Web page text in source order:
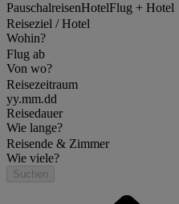
PauschalreisenHotelFlug + Hotel
Reiseziel / Hotel
Wohin?
Flug ab
Von wo?
Reisezeitraum
yy.mm.dd
Reisedauer
Wie lange?
Reisende & Zimmer
Wie viele?
Suchen